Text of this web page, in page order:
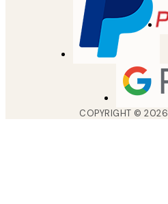
COPYRIGHT ©2026